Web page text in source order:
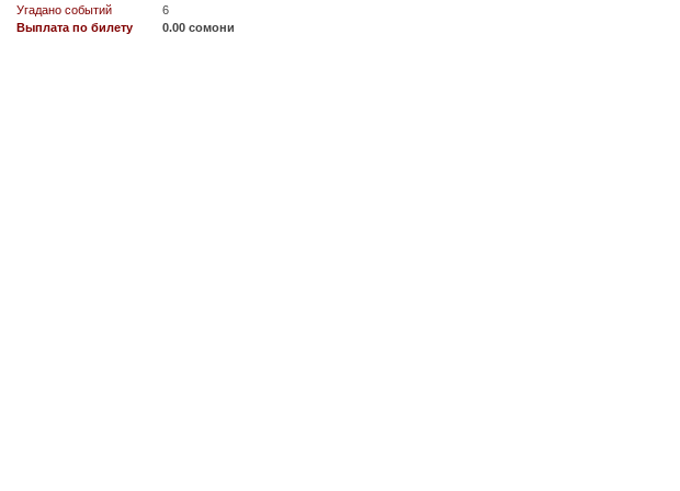
Угадано событий
6
Выплата по билету
0.00 сомони